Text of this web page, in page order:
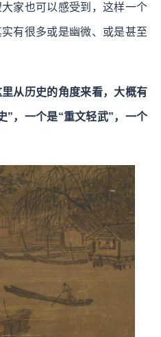
家也可以感受到，这样一个
有很多或是幽微、或是甚至
从历史的角度来看，大概有
”，一个是“重文轻武”，一个